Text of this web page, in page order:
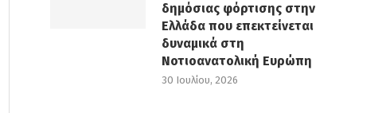
δημόσιας φόρτισης στην
Ελλάδα που επεκτείνεται
δυναμικά στη
Νοτιοανατολική Ευρώπη
30 Ιουλίου, 2026